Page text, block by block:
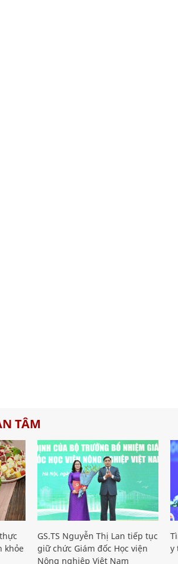
TÂM
khỏe
GS.TS Nguyễn Thị Lan tiếp tục
giữ chức Giám đốc Học viện
Nông nghiệp Việt Nam
y